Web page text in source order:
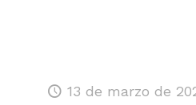
13 de marzo de